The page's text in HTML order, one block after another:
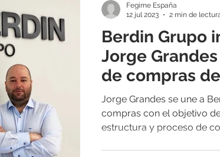
Berdin Grupo
Jorge
de compras
Jorge Grandes se une a
compras con el objetivo
estructura y proceso de
Fegime España
12 jul 2023
2 min de